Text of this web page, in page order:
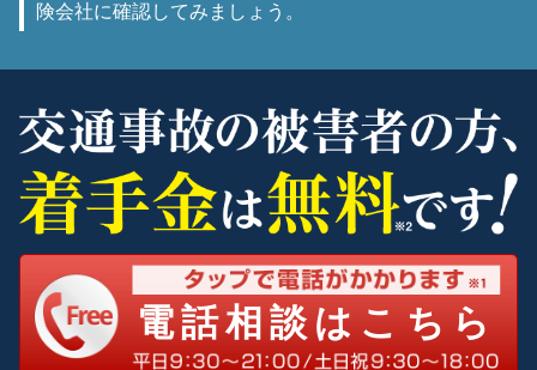
険会社に確認してみましょう。
電話相談はこちら